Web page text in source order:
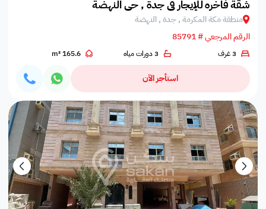
شقة فاخره للإيجار في جدة , حي النهضة
منطقة مكة المكرمة , جدة , النهضة
الرقم المرجعي # 85791
3 غرف 3 دورات مياه 165.6 m²
استأجر الآن